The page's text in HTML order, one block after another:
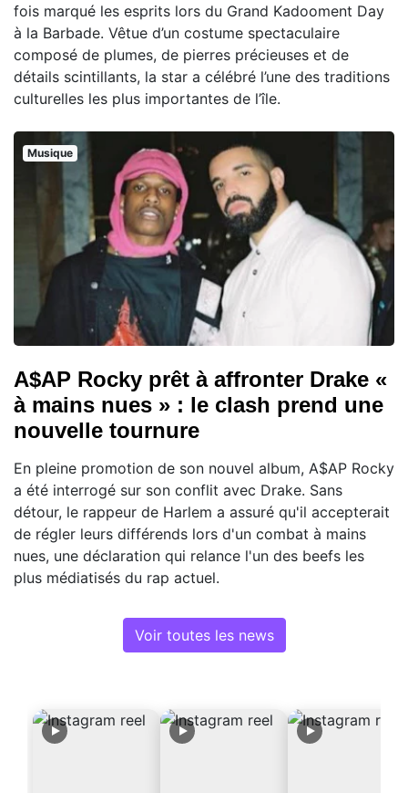
fois marqué les esprits lors du Grand Kadooment Day
à la Barbade. Vêtue d’un costume spectaculaire
composé de plumes, de pierres précieuses et de
détails scintillants, la star a célébré l’une des traditions
culturelles les plus importantes de l’île.
Musique
A$AP Rocky prêt à affronter Drake «
à mains nues » : le clash prend une
nouvelle tournure
En pleine promotion de son nouvel album, A$AP Rocky
a été interrogé sur son conflit avec Drake. Sans
détour, le rappeur de Harlem a assuré qu'il accepterait
de régler leurs différends lors d'un combat à mains
nues, une déclaration qui relance l'un des beefs les
plus médiatisés du rap actuel.
Voir toutes les news